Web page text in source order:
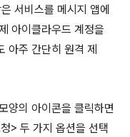
서비스를 메시지 앱에
아이클라우드 계정을
아주 간단히 원격 제
양의 아이콘을 클릭하면
> 두 가지 옵션을 선택